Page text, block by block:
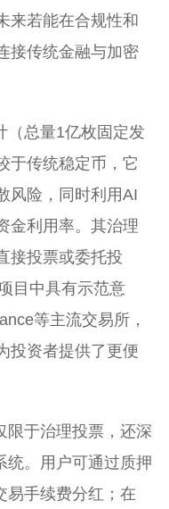
来若能在合规性和
接传统金融与加密
（总量1亿枚固定发
于传统稳定币，它
风险，同时利用AI
金利用率。其治理
接投票或委托投
目中具有示范意
等主流交易所，
投资者提供了更便
限于治理投票，还深
统。用户可通过质押
易手续费分红；在